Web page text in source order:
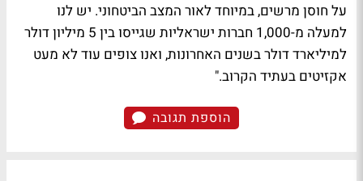
על חוסן מרשים, במיוחד לאור המצב הביטחוני. יש לנו
למעלה מ-1,000 חברות ישראליות שגייסו בין 5 מיליון דולר
למיליארד דולר בשנים האחרונות, ואנו צופים עוד לא מעט
אקזיטים בעתיד הקרוב."
הוספת תגובה